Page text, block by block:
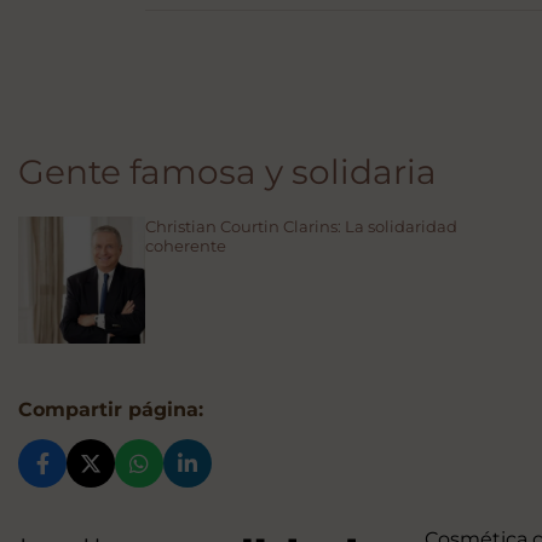
Gente famosa y solidaria
Christian Courtin Clarins: La solidaridad
coherente
Compartir página: